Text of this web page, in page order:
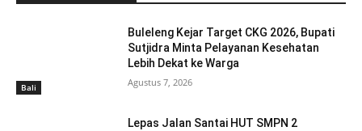
Bali
Buleleng Kejar Target CKG 2026, Bupati
Sutjidra Minta Pelayanan Kesehatan
Lebih Dekat ke Warga
Agustus 7, 2026
Lepas Jalan Santai HUT SMPN 2